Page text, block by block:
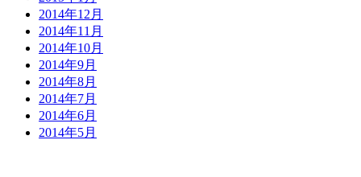
2014年12月
2014年11月
2014年10月
2014年9月
2014年8月
2014年7月
2014年6月
2014年5月